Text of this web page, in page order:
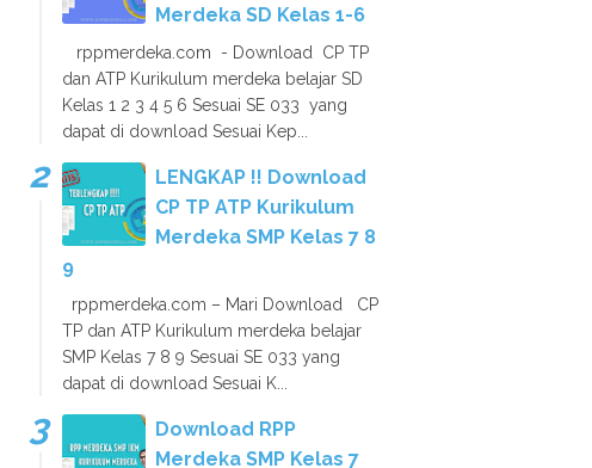
Merdeka SD Kelas 1-6
rppmerdeka.com - Download CP TP
dan ATP Kurikulum merdeka belajar SD
Kelas 1 2 3 4 5 6 Sesuai SE 033 yang
dapat di download Sesuai Kep...
LENGKAP !! Download
CP TP ATP Kurikulum
Merdeka SMP Kelas 7 8
9
rppmerdeka.com – Mari Download CP
TP dan ATP Kurikulum merdeka belajar
SMP Kelas 7 8 9 Sesuai SE 033 yang
dapat di download Sesuai K...
Download RPP
Merdeka SMP Kelas 7